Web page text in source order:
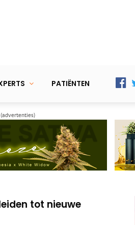
PATIËNTEN
(advertenties)
louter een placebo-